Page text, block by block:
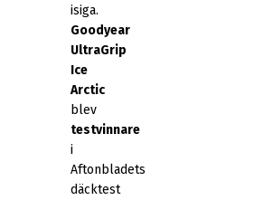
isiga.
Goodyear
UltraGrip
Ice
Arctic
blev
testvinnare
i
Aftonbladets
däcktest